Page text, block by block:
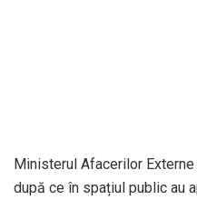
Ministerul Afacerilor
după ce în spațiul public au